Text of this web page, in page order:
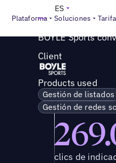
Plataforma Soluciones
ES
Success Story
BOYLE Sports
Client
Products used
Gestión de listados
Gestión de redes
clics de